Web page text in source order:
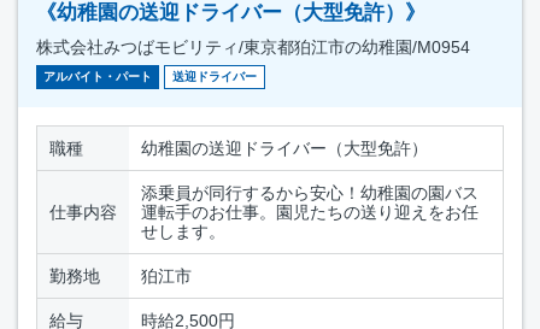
《幼稚園の送迎ドライバー（大型免許）》
株式会社みつばモビリティ/東京都狛江市の幼稚園/M0954
アルバイト・パート 送迎ドライバー
職種 幼稚園の送迎ドライバー（大型免許）
仕事内容
添乗員が同行するから安心！幼稚園の園バス
運転手のお仕事。園児たちの送り迎えをお任
せします。
勤務地 狛江市
給与 時給2,500円